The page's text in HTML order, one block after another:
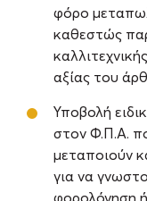
φόρο
καθεστώς
αξίας του
Υποβολή
στον Φ.Π.Α.
μεταποιούν
για να
φορολόγηση